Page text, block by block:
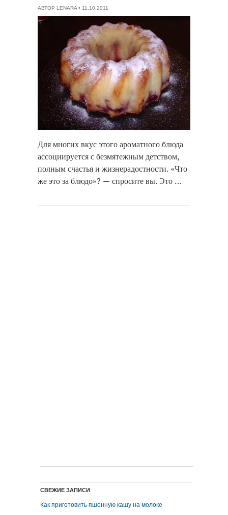
АВТОР LENARA• 11.10.2011
Для многих вкус этого ароматного блюда
ассоциируется с безмятежным детством,
полным счастья и жизнерадостности. «Что
же это за блюдо»? — спросите вы. Это …
СВЕЖИЕ ЗАПИСИ
Как приготовить пшенную кашу на молоке